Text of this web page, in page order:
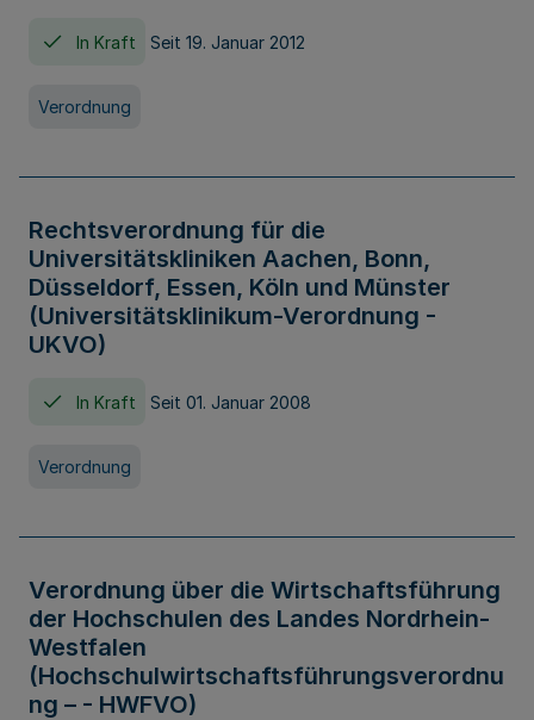
In Kraft Seit 19. Januar 2012
Verordnung
Rechtsverordnung für die
Universitätskliniken Aachen, Bonn,
Düsseldorf, Essen, Köln und Münster
(Universitätsklinikum-Verordnung -
UKVO)
In Kraft Seit 01. Januar 2008
Verordnung
Verordnung über die Wirtschaftsführung
der Hochschulen des Landes Nordrhein-
Westfalen
(Hochschulwirtschaftsführungsverordnu
ng – - HWFVO)